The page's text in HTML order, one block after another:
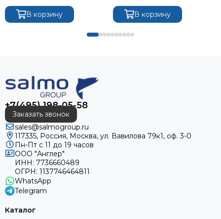
В корзину В корзину
+7(495) 198-05-58
Заказать звонок
sales@salmogroup.ru
117335, Россия, Москва, ул. Вавилова 79к1, оф. 3-0
Пн-Пт с 11 до 19 часов
ООО "Англер"
ИНН: 7736660489
ОГРН: 1137746464811
WhatsApp
Telegram
Каталог